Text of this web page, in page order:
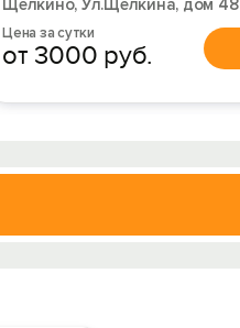
Щелкино, Ул.Щелкина, дом 48
Цена за сутки
от 3000 руб.